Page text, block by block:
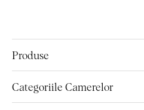
Produse
Categoriile Camerelor